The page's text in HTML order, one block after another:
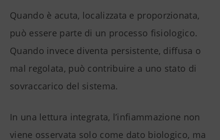
Quando è acuta, localizzata e proporzionata,
può essere parte di un processo fisiologico.
Quando invece diventa persistente, diffusa o
mal regolata, può contribuire a uno stato di
sovraccarico del sistema.
In una lettura integrata, l’infiammazione non
viene osservata solo come dato biologico, ma